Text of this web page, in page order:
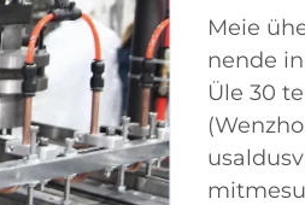
Meie
nende
Üle 30